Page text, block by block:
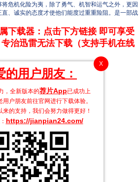
X
的用户朋友：
，全新版本的荐片App已成功上
用户朋友前往官网进行下载体验。
来的支持，我们会努力做得更好！
https://jianpian24.com/
危机化险为夷，除了勇气、机智和运气之外，更因
、诚实的态度才使他们能度过重重险阻。是一部战
下载器：点击下方链接 即可享受
治迅雷无法下载（支持手机在线
第48集
第46集
第44集
第42集
第40集
第38集